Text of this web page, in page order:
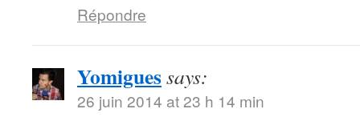
Répondre
Yomiguessays:
26 juin 2014 at 23 h 14 min